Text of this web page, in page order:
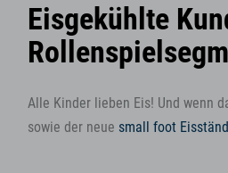
Eisgekühlte
Alle Kinder lieben Eis! Und wenn
sowie der neue small foot